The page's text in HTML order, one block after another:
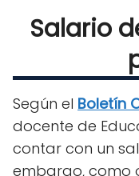
Salario
Según el Boletín
docente de
contar con un
embargo, como